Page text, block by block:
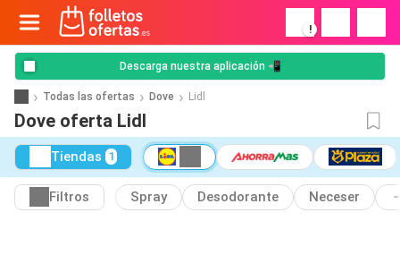
!
Descarga nuestra aplicación 📲
Todas las ofertas Dove Lidl
Dove oferta Lidl
Tiendas 1
Filtros Spray Desodorante Neceser